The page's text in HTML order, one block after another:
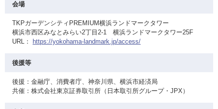
会場
TKPガーデンシティPREMIUM横浜ランドマークタワー
横浜市西区みなとみらい2丁目2-1 横浜ランドマークタワー25F
URL：
https://yokohama-landmark.jp/access/
後援等
後援：金融庁、消費者庁、神奈川県、横浜市経済局
共催：株式会社東京証券取引所（日本取引所グループ・JPX）